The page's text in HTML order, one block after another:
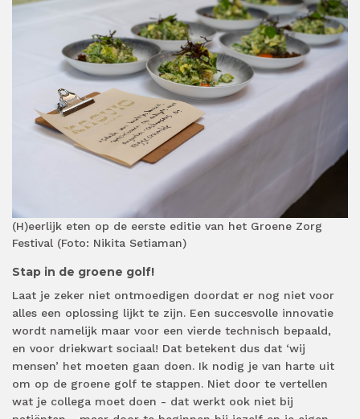
(H)eerlijk eten op de eerste editie van het Groene Zorg
Festival (Foto: Nikita Setiaman)
Stap in de groene golf!
Laat je zeker niet ontmoedigen doordat er nog niet voor
alles een oplossing lijkt te zijn. Een succesvolle innovatie
wordt namelijk maar voor een vierde technisch bepaald,
en voor driekwart sociaal! Dat betekent dus dat ‘wij
mensen’ het moeten gaan doen. Ik nodig je van harte uit
om op de groene golf te stappen. Niet door te vertellen
wat je collega moet doen - dat werkt ook niet bij